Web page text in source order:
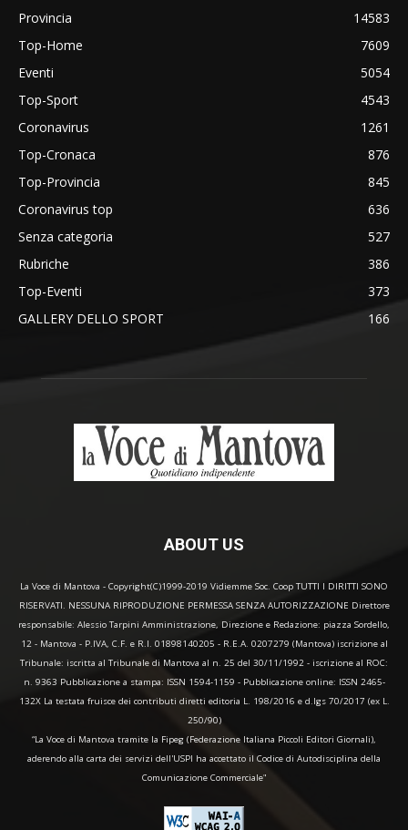
Provincia
14583
Top-Home
7609
Eventi
5054
Top-Sport
4543
Coronavirus
1261
Top-Cronaca
876
Top-Provincia
845
Coronavirus top
636
Senza categoria
527
Rubriche
386
Top-Eventi
373
GALLERY DELLO SPORT
166
ABOUT US
La Voce di Mantova - Copyright(C)1999-2019 Vidiemme Soc. Coop TUTTI I DIRITTI SONO
RISERVATI. NESSUNA RIPRODUZIONE PERMESSA SENZA AUTORIZZAZIONE Direttore
responsabile: Alessio Tarpini Amministrazione, Direzione e Redazione: piazza Sordello,
12 - Mantova - P.IVA, C.F. e R.I. 01898140205 - R.E.A. 0207279 (Mantova) iscrizione al
Tribunale: iscritta al Tribunale di Mantova al n. 25 del 30/11/1992 - iscrizione al ROC:
n. 9363 Pubblicazione a stampa: ISSN 1594-1159 - Pubblicazione online: ISSN 2465-
132X La testata fruisce dei contributi diretti editoria L. 198/2016 e d.lgs 70/2017 (ex L.
250/90)
“La Voce di Mantova tramite la Fipeg (Federazione Italiana Piccoli Editori Giornali),
aderendo alla carta dei servizi dell'USPI ha accettato il Codice di Autodisciplina della
Comunicazione Commerciale"